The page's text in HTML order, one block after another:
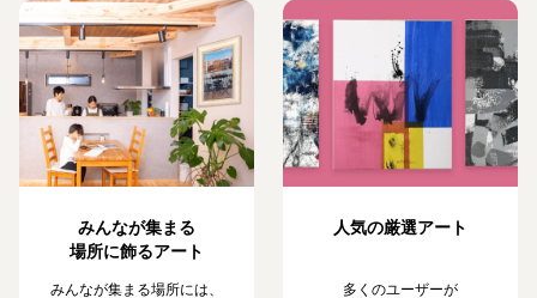
みんなが集まる
場所に飾るアート
みんなが集まる場所には、
人気の厳選アート
多くのユーザーが